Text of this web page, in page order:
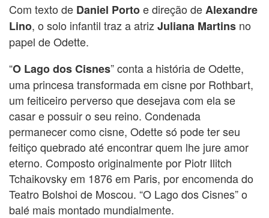
Com texto de Daniel Portoe direção deAlexandre
Lino, o solo infantil traz a atriz Juliana Martins no
papel de Odette.
“O Lago dos Cisnes” conta a história de Odette,
uma princesa transformada em cisne por Rothbart,
um feiticeiro perverso que desejava com ela se
casar e possuir o seu reino. Condenada
permanecer como cisne, Odette só pode ter seu
feitiço quebrado até encontrar quem lhe jure amor
eterno. Composto originalmente por Piotr Ilitch
Tchaikovsky em 1876 em Paris, por encomenda do
Teatro Bolshoi de Moscou. “O Lago dos Cisnes” o
balé mais montado mundialmente.